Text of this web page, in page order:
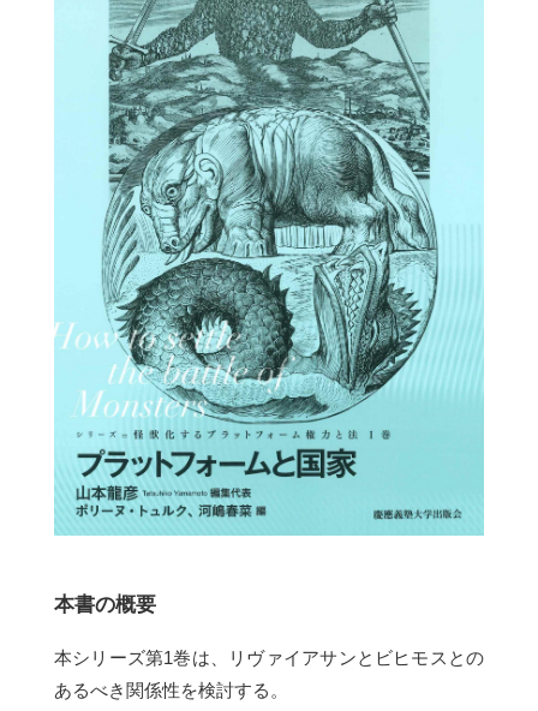
本書の概要
本シリーズ第1巻は、リヴァイアサンとビヒモスとの
あるべき関係性を検討する。